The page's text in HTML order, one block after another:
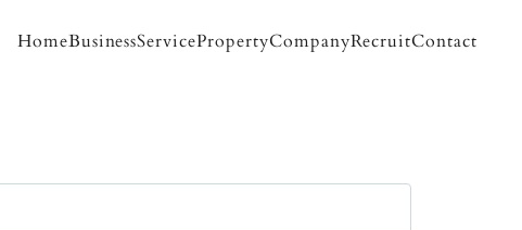
HomeBusinessServicePropertyCompanyRecruitContact